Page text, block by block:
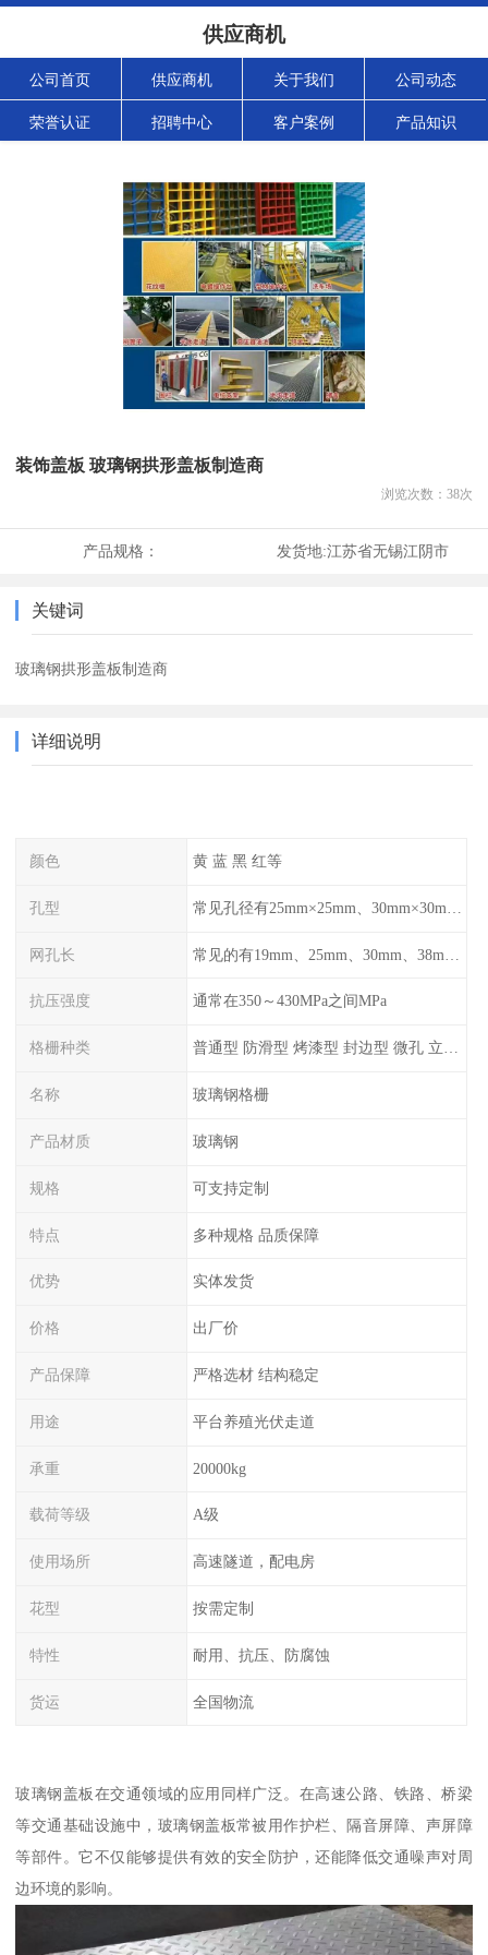
供应商机
公司首页 供应商机 关于我们 公司动态
荣誉认证 招聘中心 客户案例 产品知识
装饰盖板 玻璃钢拱形盖板制造商
浏览次数： 38次
产品规格： 发货地:江苏省无锡江阴市
关键词
玻璃钢拱形盖板制造商
详细说明
颜色 黄 蓝 黑 红等
孔型
网孔长
抗压强度 通常在350～430MPa之间MPa
格栅种类 普通型 防滑型 ‌烤漆型 封边型 ‌微孔 立体 加砂覆面型 平面型
名称 玻璃钢格栅
产品材质 玻璃钢
规格 可支持定制
特点 多种规格 品质保障
优势 实体发货
价格 出厂价
产品保障 严格选材 结构稳定
用途 平台养殖光伏走道
承重 20000kg
载荷等级 A级
使用场所 高速隧道，配电房
花型 按需定制
特性 耐用、抗压、防腐蚀
货运 全国物流
玻璃钢盖板在交通领域的应用同样广泛。在高速公路、铁路、桥梁
等交通基础设施中，玻璃钢盖板常被用作护栏、隔音屏障、声屏障
等部件。它不仅能够提供有效的安全防护，还能降低交通噪声对周
边环境的影响。